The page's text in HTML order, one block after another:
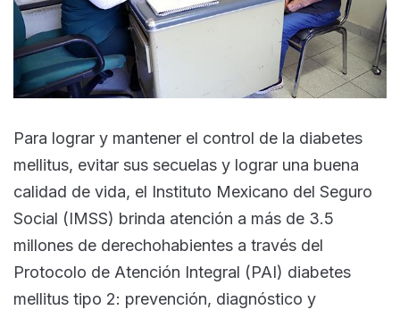
Para lograr y mantener el control de la diabetes
mellitus, evitar sus secuelas y lograr una buena
calidad de vida, el Instituto Mexicano del Seguro
Social (IMSS) brinda atención a más de 3.5
millones de derechohabientes a través del
Protocolo de Atención Integral (PAI) diabetes
mellitus tipo 2: prevención, diagnóstico y